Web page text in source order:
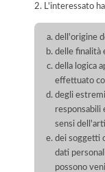
2. L'interessato
dell'origine
delle finalità
della logica
effettuato
degli
responsabili
sensi
dei soggetti
dati
possono